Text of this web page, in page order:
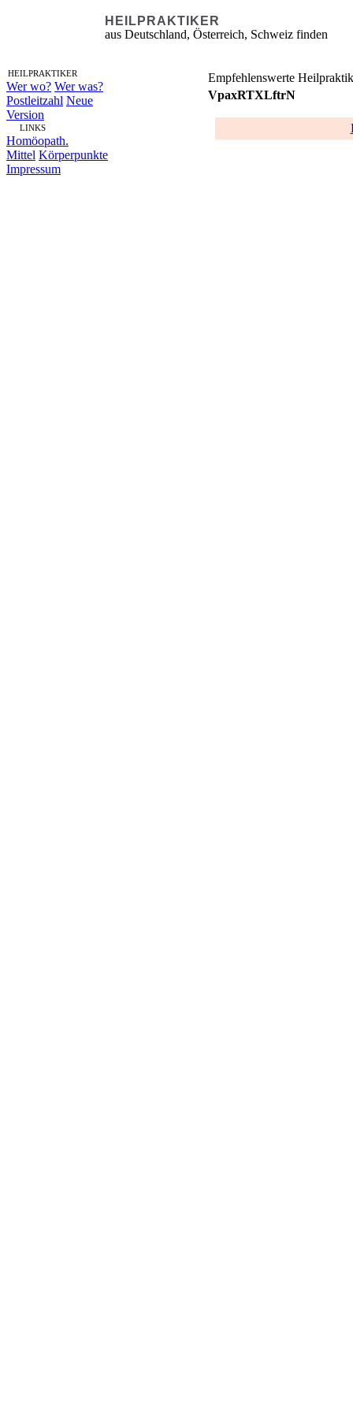
HEILPRAKTIKER
aus Deutschland, Österreich, Schweiz finden
HEILPRAKTIKER
Wer wo? Wer was?
Postleitzahl Neue
Version
LINKS
Homöopath.
Mittel Körperpunkte
Impressum
Empfehlenswerte
VpaxRTXLftrN